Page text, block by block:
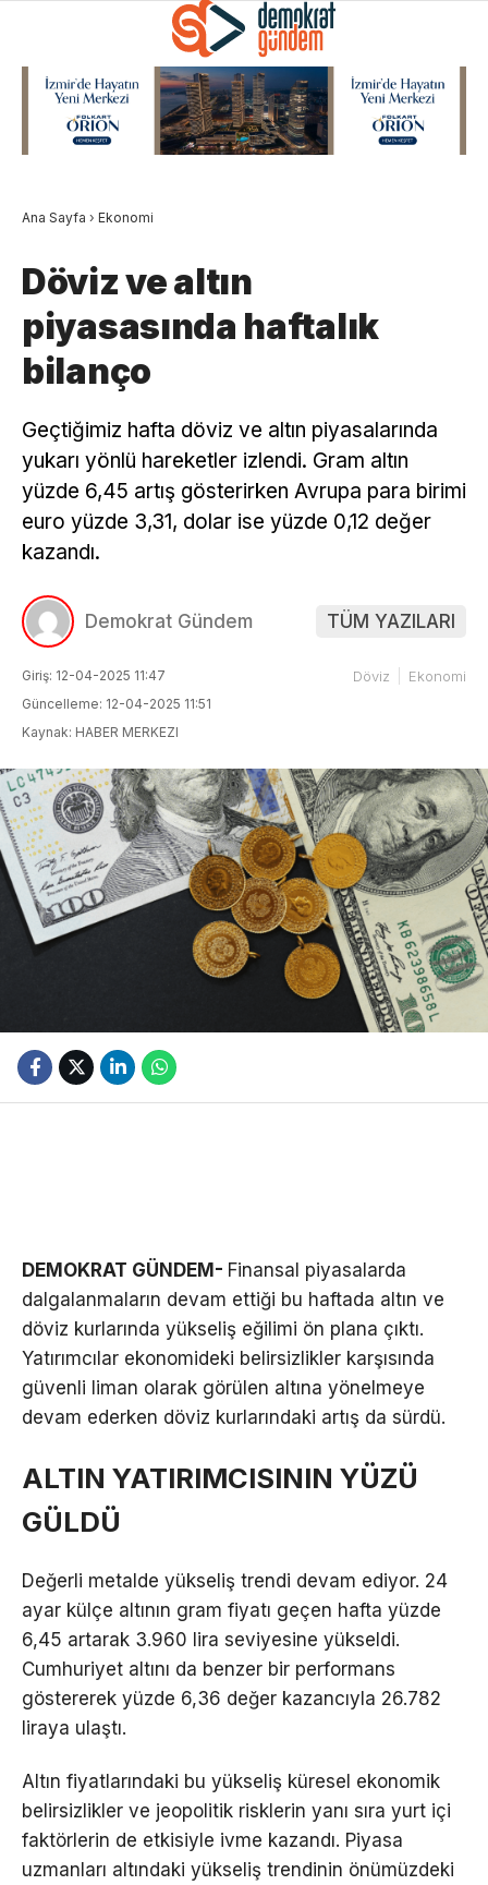
Ana Sayfa › Ekonomi
Döviz ve altın
piyasasında haftalık
bilanço
Geçtiğimiz hafta döviz ve altın piyasalarında
yukarı yönlü hareketler izlendi. Gram altın
yüzde 6,45 artış gösterirken Avrupa para birimi
euro yüzde 3,31, dolar ise yüzde 0,12 değer
kazandı.
Demokrat Gündem TÜM YAZILARI
Giriş: 12-04-2025 11:47
Güncelleme: 12-04-2025 11:51
Kaynak: HABER MERKEZI
Döviz Ekonomi
DEMOKRAT GÜNDEM- Finansal piyasalarda
dalgalanmaların devam ettiği bu haftada altın ve
döviz kurlarında yükseliş eğilimi ön plana çıktı.
Yatırımcılar ekonomideki belirsizlikler karşısında
güvenli liman olarak görülen altına yönelmeye
devam ederken döviz kurlarındaki artış da sürdü.
ALTIN YATIRIMCISININ YÜZÜ
GÜLDÜ
Değerli metalde yükseliş trendi devam ediyor. 24
ayar külçe altının gram fiyatı geçen hafta yüzde
6,45 artarak 3.960 lira seviyesine yükseldi.
Cumhuriyet altını da benzer bir performans
göstererek yüzde 6,36 değer kazancıyla 26.782
liraya ulaştı.
Altın fiyatlarındaki bu yükseliş küresel ekonomik
belirsizlikler ve jeopolitik risklerin yanı sıra yurt içi
faktörlerin de etkisiyle ivme kazandı. Piyasa
uzmanları altındaki yükseliş trendinin önümüzdeki